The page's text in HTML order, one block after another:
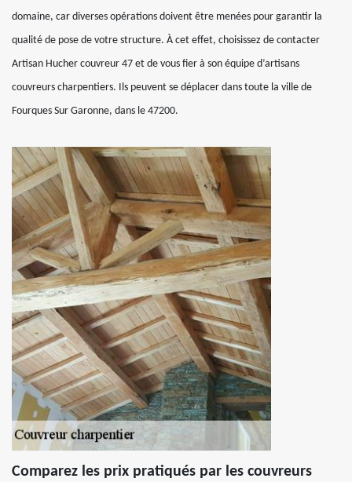
domaine, car diverses opérations doivent être menées pour garantir la
qualité de pose de votre structure. À cet effet, choisissez de contacter
Artisan Hucher couvreur 47 et de vous fier à son équipe d’artisans
couvreurs charpentiers. Ils peuvent se déplacer dans toute la ville de
Fourques Sur Garonne, dans le 47200.
Comparez les prix pratiqués par les couvreurs